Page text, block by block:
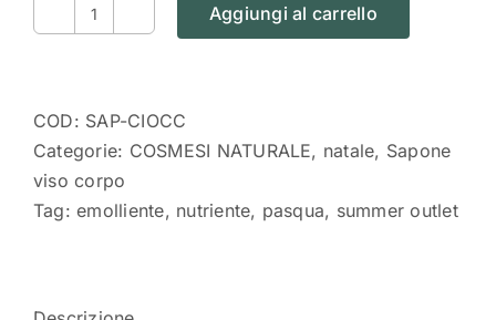
Sapone
vera
vaniglia
quantità
Aggiungi al carrello
COD: SAP-CIOCC
Categorie: COSMESI NATURALE, natale, Sapone
viso corpo
Tag:emolliente, nutriente, pasqua, summer outlet